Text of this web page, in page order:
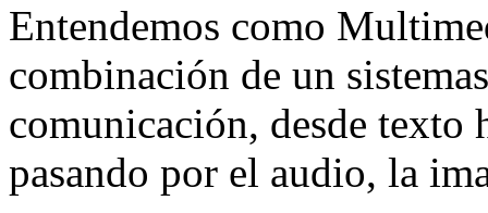
Entendemos como
combinación de un
comunicación, desde texto
pasando por el audio, la